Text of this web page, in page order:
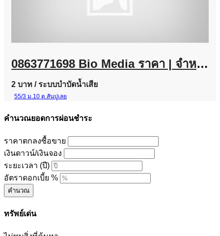
0863771698 Bio Media ราคา | จำหน่ายไบโอมีเดีย พลาสติกมีเดีย ราคาจากโรงงาน
2 บาท / ระบบบำบัดน้ำเสีย
55/3 ม.10 ต.สันปูเลย
คำนวณยอดการผ่อนชำระ
ราคาตกลงซื้อขาย
เงินดาวน์/เงินจอง
ระยะเวลา (ปี)
อัตราดอกเบี้ย %
คำนวณ
ทรัพย์เด่น